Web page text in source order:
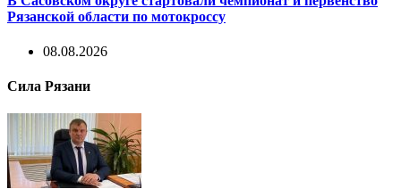
Рязанской области по мотокроссу
08.08.2026
Сила Рязани